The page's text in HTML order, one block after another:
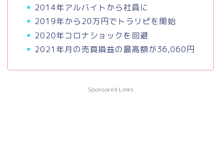
2014年アルバイトから社員に
2019年から20万円でトラリピを開始
2020年コロナショックを回避
2021年月の売買損益の最高額が36,060円
Sponsored Links